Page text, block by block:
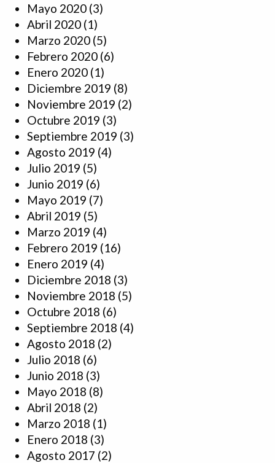
Mayo 2020 (3)
Abril 2020 (1)
Marzo 2020 (5)
Febrero 2020 (6)
Enero 2020 (1)
Diciembre 2019 (8)
Noviembre 2019 (2)
Octubre 2019 (3)
Septiembre 2019 (3)
Agosto 2019 (4)
Julio 2019 (5)
Junio 2019 (6)
Mayo 2019 (7)
Abril 2019 (5)
Marzo 2019 (4)
Febrero 2019 (16)
Enero 2019 (4)
Diciembre 2018 (3)
Noviembre 2018 (5)
Octubre 2018 (6)
Septiembre 2018 (4)
Agosto 2018 (2)
Julio 2018 (6)
Junio 2018 (3)
Mayo 2018 (8)
Abril 2018 (2)
Marzo 2018 (1)
Enero 2018 (3)
Agosto 2017 (2)